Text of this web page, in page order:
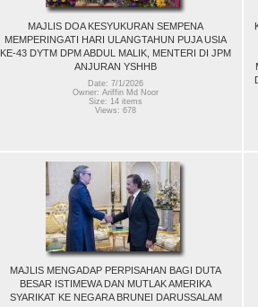
MAJLIS DOA KESYUKURAN SEMPENA
MEMPERINGATI HARI ULANGTAHUN PUJA USIA
KE-43 DYTM DPM ABDUL MALIK, MENTERI DI JPM
ANJURAN YSHHB
Date: 7/1/2026
Owner: Ariffin Md Noor
Size: 14 items
Views: 678
MAJLIS MENGADAP PERPISAHAN BAGI DUTA
BESAR ISTIMEWA DAN MUTLAK AMERIKA
SYARIKAT KE NEGARA BRUNEI DARUSSALAM